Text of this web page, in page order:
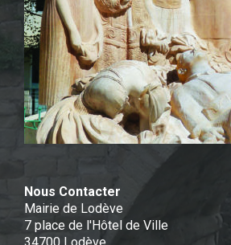
Nous Contacter
Mairie de Lodève
7 place de l'Hôtel de Ville